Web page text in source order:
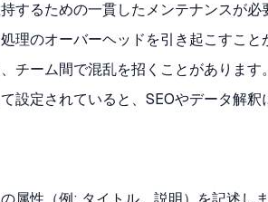
するための一貫したメンテナンスが必
理のオーバーヘッドを引き起こすこと
チーム間で混乱を招くことがあります。
設定されていると、SEOやデータ解釈